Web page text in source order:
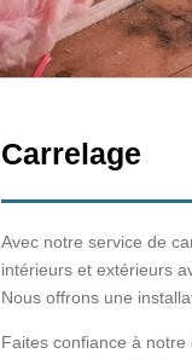
Carrelage
Avec notre service de
intérieurs et extérieurs
Nous offrons une
Faites confiance à